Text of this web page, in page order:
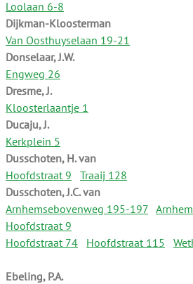
Loolaan 6-8
Dijkman-Kloosterman
Van Oosthuyselaan 19-21
Donselaar, J.W.
Engweg 26
Dresme, J.
Kloosterlaantje 1
Ducaju, J.
Kerkplein 5
Dusschoten, H. van
Hoofdstraat 9
Traaij 128
Dusschoten, J.C. van
Arnhemsebovenweg 195-197
Hoofdstraat 9
Hoofdstraat 74
Hoofdstraat 115
Ebeling, P.A.